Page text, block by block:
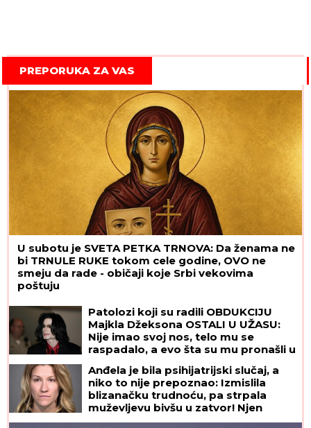
PREPORUKA ZA VAS
U subotu je SVETA PETKA TRNOVA: Da ženama ne
bi TRNULE RUKE tokom cele godine, OVO ne
smeju da rade - običaji koje Srbi vekovima
poštuju
Patolozi koji su radili OBDUKCIJU
Majkla Džeksona OSTALI U UŽASU:
Nije imao svoj nos, telo mu se
raspadalo, a evo šta su mu pronašli u
Anđela je bila psihijatrijski slučaj, a
niko to nije prepoznao: Izmislila
blizanačku trudnoću, pa strpala
muževljevu bivšu u zatvor! Njen
krajnji cilj bio je BOLESNO JEZIV